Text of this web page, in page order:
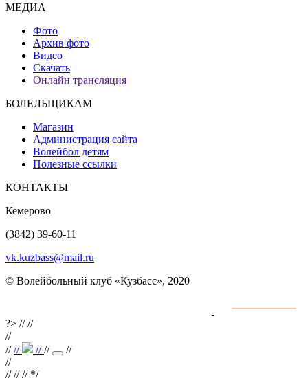
МЕДИА
Фото
Архив фото
Видео
Скачать
Онлайн трансляция
БОЛЕЛЬЩИКАМ
Магазин
Администрация сайта
Волейбол детям
Полезные ссылки
КОНТАКТЫ
Кемерово
(3842) 39-60-11
vk.kuzbass@mail.ru
© Волейбольный клуб «Кузбасс», 2020
?> ////
//
//// ////
//
//
//// // */